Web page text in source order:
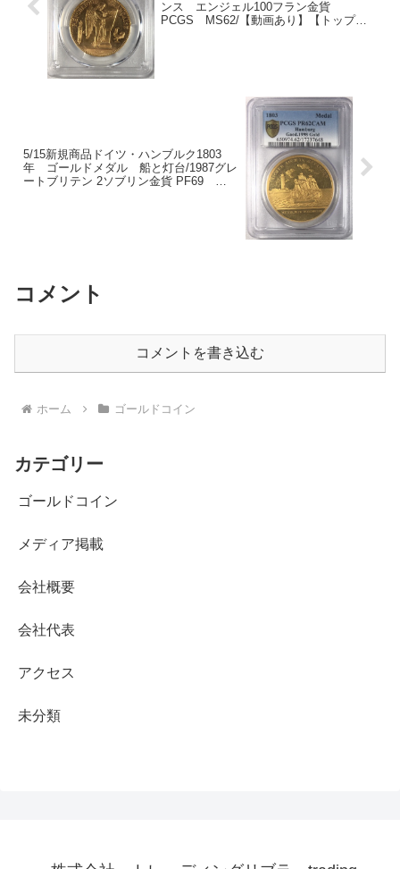
ンス エンジェル100フラン金貨
PCGS MS62/【動画あり】【トップグ
5/15新規商品ドイツ・ハンブルク1803
年 ゴールドメダル 船と灯台/1987グレ
ートブリテン 2ソブリン金貨 PF69
コメント
コメントを書き込む
ホーム ゴールドコイン
カテゴリー
ゴールドコイン
メディア掲載
会社概要
会社代表
アクセス
未分類